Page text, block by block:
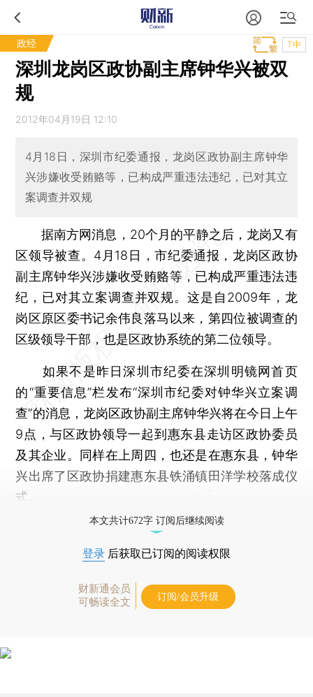
政经 T中
深圳龙岗区政协副主席钟华兴被双
规
2012年04月19日 12:10
4月18日，深圳市纪委通报，龙岗区政协副主席钟华
兴涉嫌收受贿赂等，已构成严重违法违纪，已对其立
案调查并双规
据南方网消息，20个月的平静之后，龙岗又有
区领导被查。4月18日，市纪委通报，龙岗区政协
副主席钟华兴涉嫌收受贿赂等，已构成严重违法违
纪，已对其立案调查并双规。这是自2009年，龙
岗区原区委书记余伟良落马以来，第四位被调查的
区级领导干部，也是区政协系统的第二位领导。
如果不是昨日深圳市纪委在深圳明镜网首页
的“重要信息”栏发布“深圳市纪委对钟华兴立案调
查”的消息，龙岗区政协副主席钟华兴将在今日上午
9点，与区政协领导一起到惠东县走访区政协委员
及其企业。同样在上周四，也还是在惠东县，钟华
兴出席了区政协捐建惠东县铁涌镇田洋学校落成仪
式。
本文共计672字 订阅后继续阅读
登录 后获取已订阅的阅读权限
财新通会员
可畅读全文
订阅/会员升级